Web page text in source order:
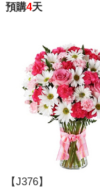
預購4天
【J376】